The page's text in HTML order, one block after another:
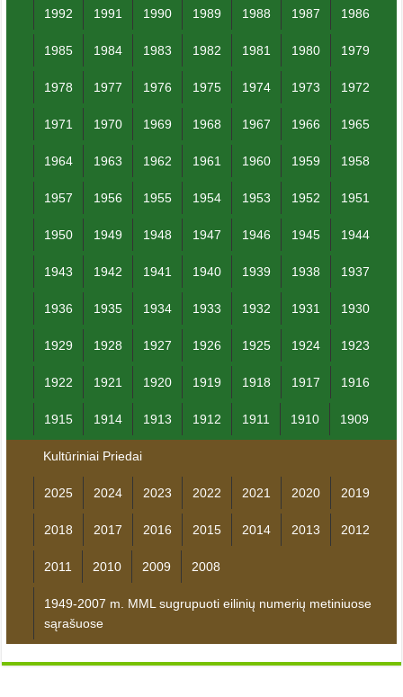
1992 1991 1990 1989 1988 1987 1986
1985 1984 1983 1982 1981 1980 1979
1978 1977 1976 1975 1974 1973 1972
1971 1970 1969 1968 1967 1966 1965
1964 1963 1962 1961 1960 1959 1958
1957 1956 1955 1954 1953 1952 1951
1950 1949 1948 1947 1946 1945 1944
1943 1942 1941 1940 1939 1938 1937
1936 1935 1934 1933 1932 1931 1930
1929 1928 1927 1926 1925 1924 1923
1922 1921 1920 1919 1918 1917 1916
1915 1914 1913 1912 1911 1910 1909
Kultūriniai Priedai
2025 2024 2023 2022 2021 2020 2019
2018 2017 2016 2015 2014 2013 2012
2011 2010 2009 2008
1949-2007 m. MML sugrupuoti eilinių numerių metiniuose
sąrašuose